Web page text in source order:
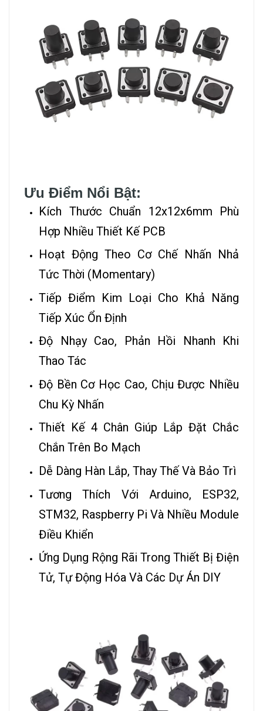
Ưu Điểm Nổi Bật:
Kích Thước Chuẩn 12x12x6mm Phù
Hợp Nhiều Thiết Kế PCB
Hoạt Động Theo Cơ Chế Nhấn Nhả
Tức Thời (Momentary)
Tiếp Điểm Kim Loại Cho Khả Năng
Tiếp Xúc Ổn Định
Độ Nhạy Cao, Phản Hồi Nhanh Khi
Thao Tác
Độ Bền Cơ Học Cao, Chịu Được Nhiều
Chu Kỳ Nhấn
Thiết Kế 4 Chân Giúp Lắp Đặt Chắc
Chắn Trên Bo Mạch
Dễ Dàng Hàn Lắp, Thay Thế Và Bảo Trì
Tương Thích Với Arduino, ESP32,
STM32, Raspberry Pi Và Nhiều Module
Điều Khiển
Ứng Dụng Rộng Rãi Trong Thiết Bị Điện
Tử, Tự Động Hóa Và Các Dự Án DIY